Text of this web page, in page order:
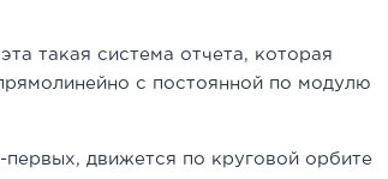
такая система отчета, которая
с постоянной по модулю
движется по круговой орбите